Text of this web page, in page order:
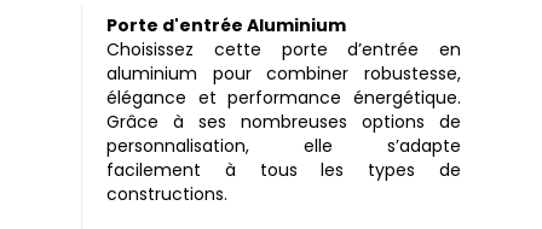
Porte d'entrée Aluminium
Choisissez cette porte d’entrée en
aluminium pour combiner robustesse,
élégance et performance énergétique.
Grâce à ses nombreuses options de
personnalisation, elle s’adapte
facilement à tous les types de
constructions.